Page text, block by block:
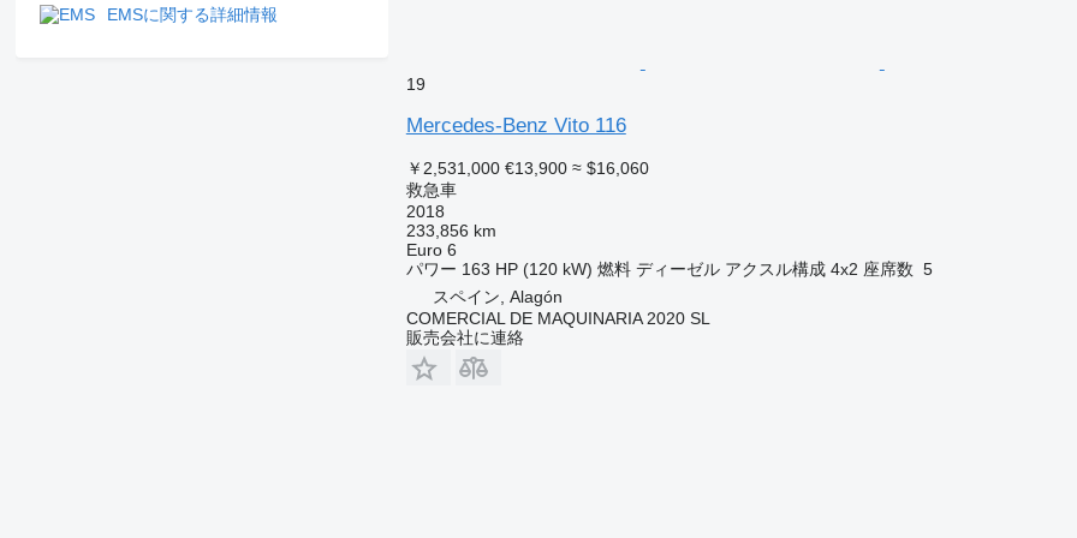
EMSに関する詳細情報
19
Mercedes-Benz Vito 116
￥2,531,000 €13,900 ≈ $16,060
救急車
2018
233,856 km
Euro 6
パワー 163 HP (120 kW) 燃料 ディーゼル アクスル構成 4x2 座席数 5
スペイン, Alagón
COMERCIAL DE MAQUINARIA 2020 SL
販売会社に連絡